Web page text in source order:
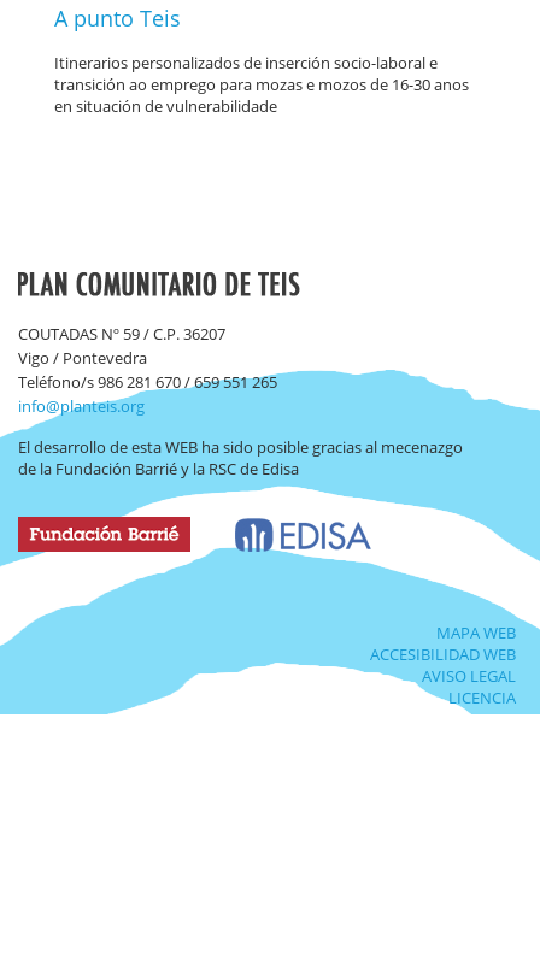
A punto Teis
Itinerarios personalizados de inserción socio-laboral e
transición ao emprego para mozas e mozos de 16-30 anos
en situación de vulnerabilidade
COUTADAS Nº 59 / C.P. 36207
Vigo / Pontevedra
Teléfono/s 986 281 670 / 659 551 265
info@planteis.org
El desarrollo de esta WEB ha sido posible gracias al mecenazgo
de la Fundación Barrié y la RSC de Edisa
MAPA WEB
ACCESIBILIDAD WEB
AVISO LEGAL
LICENCIA